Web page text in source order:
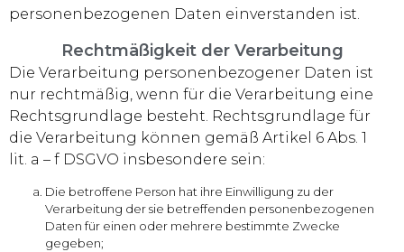
personenbezogenen Daten einverstanden ist.
Rechtmäßigkeit der Verarbeitung
Die Verarbeitung personenbezogener Daten ist
nur rechtmäßig, wenn für die Verarbeitung eine
Rechtsgrundlage besteht. Rechtsgrundlage für
die Verarbeitung können gemäß Artikel 6 Abs. 1
lit. a – f DSGVO insbesondere sein:
Die betroffene Person hat ihre Einwilligung zu der
Verarbeitung der sie betreffenden personenbezogenen
Daten für einen oder mehrere bestimmte Zwecke
gegeben;